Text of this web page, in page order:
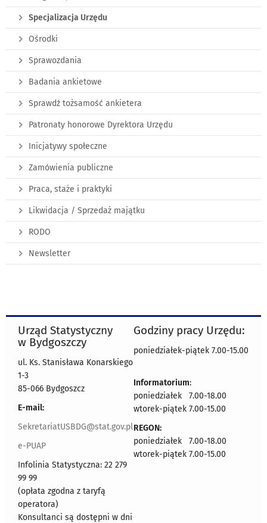
Specjalizacja Urzędu
Ośrodki
Sprawozdania
Badania ankietowe
Sprawdź tożsamość ankietera
Patronaty honorowe Dyrektora Urzędu
Inicjatywy społeczne
Zamówienia publiczne
Praca, staże i praktyki
Likwidacja / Sprzedaż majątku
RODO
Newsletter
Urząd Statystyczny
w Bydgoszczy
ul. Ks. Stanisława Konarskiego
1-3
85-066 Bydgoszcz
E-mail:
SekretariatUSBDG@stat.gov.pl
e-PUAP
Infolinia Statystyczna: 22 279
99 99
(opłata zgodna z taryfą
operatora)
Konsultanci są dostępni w dni
Godziny pracy Urzędu:
poniedziałek-piątek 7.00-15.00
Informatorium:
poniedziałek 7.00-18.00
wtorek-piątek 7.00-15.00
REGON:
poniedziałek 7.00-18.00
wtorek-piątek 7.00-15.00